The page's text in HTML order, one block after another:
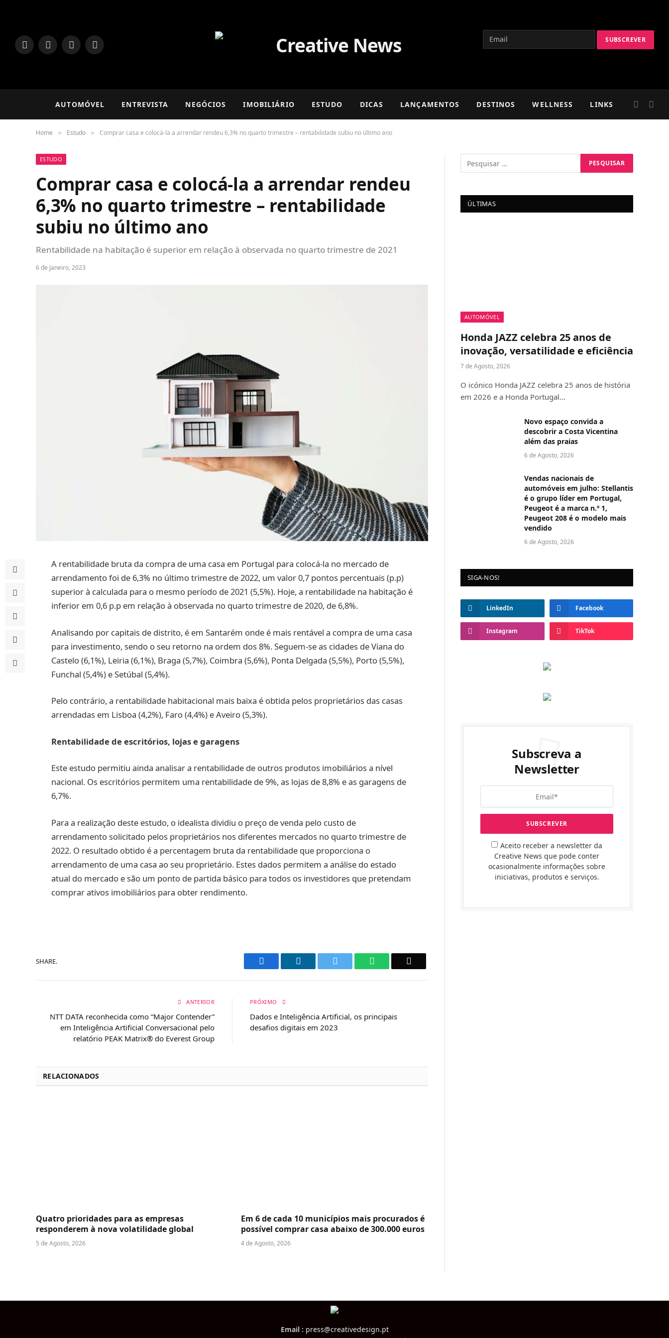
LinkedInFacebookInstagram
TikTok
AUTOMÓVEL ENTREVISTA NEGÓCIOS IMOBILIÁRIO ESTUDO DICAS LANÇAMENTOS DESTINOS WELLNESS LINKS
Home » Estudo » Comprar casa e colocá-la a arrendar rendeu 6,3% no quarto trimestre – rentabilidade subiu no último ano
ESTUDO
Comprar casa e colocá-la a arrendar rendeu
6,3% no quarto trimestre – rentabilidade
subiu no último ano
Rentabilidade na habitação é superior em relação à observada no quarto trimestre de 2021
6 de Janeiro, 2023
A rentabilidade bruta da compra de uma casa em Portugal para colocá-la no mercado de
arrendamento foi de 6,3% no último trimestre de 2022, um valor 0,7 pontos percentuais (p.p)
superior à calculada para o mesmo período de 2021 (5,5%). Hoje, a rentabilidade na habitação é
inferior em 0,6 p.p em relação à observada no quarto trimestre de 2020, de 6,8%.
Analisando por capitais de distrito, é em Santarém onde é mais rentável a compra de uma casa
para investimento, sendo o seu retorno na ordem dos 8%. Seguem-se as cidades de Viana do
Castelo (6,1%), Leiria (6,1%), Braga (5,7%), Coimbra (5,6%), Ponta Delgada (5,5%), Porto (5,5%),
Funchal (5,4%) e Setúbal (5,4%).
Pelo contrário, a rentabilidade habitacional mais baixa é obtida pelos proprietários das casas
arrendadas em Lisboa (4,2%), Faro (4,4%) e Aveiro (5,3%).
Rentabilidade de escritórios, lojas e garagens
Este estudo permitiu ainda analisar a rentabilidade de outros produtos imobiliários a nível
nacional. Os escritórios permitem uma rentabilidade de 9%, as lojas de 8,8% e as garagens de
6,7%.
Para a realização deste estudo, o idealista dividiu o preço de venda pelo custo de
arrendamento solicitado pelos proprietários nos diferentes mercados no quarto trimestre de
2022. O resultado obtido é a percentagem bruta da rentabilidade que proporciona o
arrendamento de uma casa ao seu proprietário. Estes dados permitem a análise do estado
atual do mercado e são um ponto de partida básico para todos os investidores que pretendam
comprar ativos imobiliários para obter rendimento.
SHARE. Facebook LinkedIn WhatsApp
ANTERIOR
NTT DATA reconhecida como “Major Contender”
em Inteligência Artificial Conversacional pelo
relatório PEAK Matrix® do Everest Group
PRÓXIMO
Dados e Inteligência Artificial, os principais
desafios digitais em 2023
RELACIONADOS
Quatro prioridades para as empresas
responderem à nova volatilidade global
5 de Agosto, 2026
Em 6 de cada 10 municípios mais procurados é
possível comprar casa abaixo de 300.000 euros
4 de Agosto, 2026
ÚLTIMAS
AUTOMÓVEL
Honda JAZZ celebra 25 anos de
inovação, versatilidade e eficiência
7 de Agosto, 2026
O icónico Honda JAZZ celebra 25 anos de história
em 2026 e a Honda Portugal…
Novo espaço convida a
descobrir a Costa Vicentina
além das praias
6 de Agosto, 2026
Vendas nacionais de
automóveis em julho: Stellantis
é o grupo líder em Portugal,
Peugeot é a marca n.º 1,
Peugeot 208 é o modelo mais
vendido
6 de Agosto, 2026
SIGA-NOS!
LinkedIn Facebook
Instagram TikTok
Subscreva a
Newsletter
Aceito receber a newsletter da
Creative News que pode conter
ocasionalmente informações sobre
iniciativas, produtos e serviços.
Email : press@creativedesign.pt